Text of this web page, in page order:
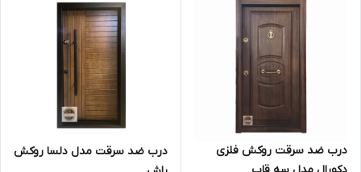
درب ضد سرقت روکش فلزی
درب ضد سرقت مدل دلسا روکش